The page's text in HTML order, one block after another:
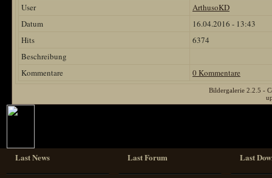
User
ArthusoKD
Datum
16.04.2016 - 13:43
Hits
6374
Beschreibung
Kommentare
0 Kommentare
Bildergalerie 2.2.5 -
Last News Last Forum Last